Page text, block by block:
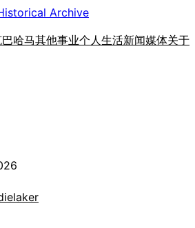
Archive
哈马其他事业个人生活新闻媒体关于